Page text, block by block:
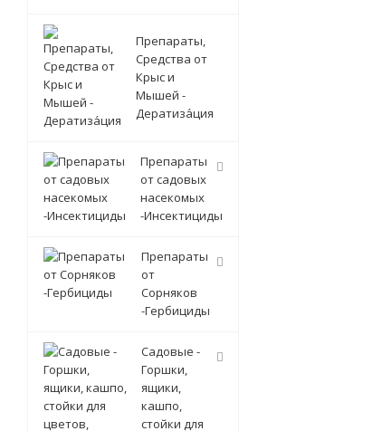
Препараты,
Средства от
Крыс и
Мышей -
Дератиза́ция
Препараты
от садовых
насекомых
-Инсектициды
Препараты
от
Сорняков
-Гербициды
Садовые -
Горшки,
ящики,
кашпо,
стойки для